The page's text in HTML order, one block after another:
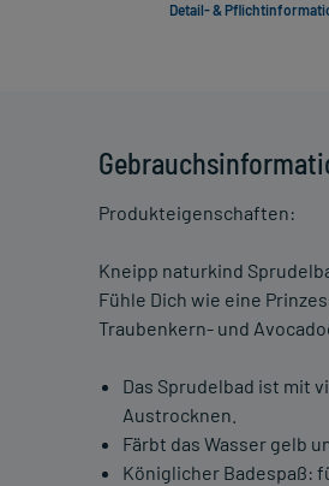
Produkteigenschaften:
Kneipp naturkind
Fühle Dich wie eine
Traubenkern- und
Das Sprudelbad ist mit
Austrocknen.
Färbt das Wasser gelb
Königlicher Badespaß:
Detail- &